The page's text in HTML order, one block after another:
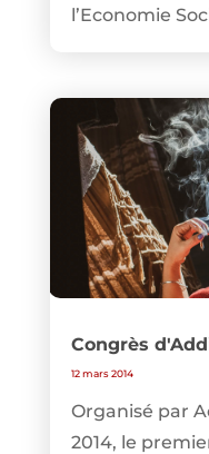
l’Economie
Congrès
12 mars 2014
Organisé par
2014, le